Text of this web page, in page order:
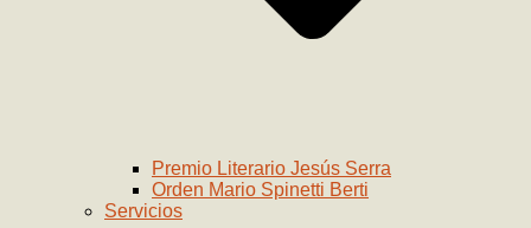
Premio Literario Jesús Serra
Orden Mario Spinetti Berti
Servicios